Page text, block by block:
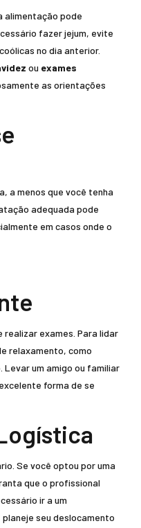
alimentação pode
fazer jejum, evite
no dia anterior.
ou exames
as orientações
a menos que você tenha
adequada pode
em casos onde o
realizar exames. Para lidar
relaxamento, como
um amigo ou familiar
forma de se
Se você optou por uma
que o profissional
ir a um
planeje seu deslocamento